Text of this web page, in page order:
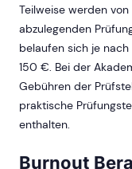
Teilweise werden
abzulegenden
belaufen sich je
150 €. Bei der
Gebühren der
praktische
enthalten.
Burnout